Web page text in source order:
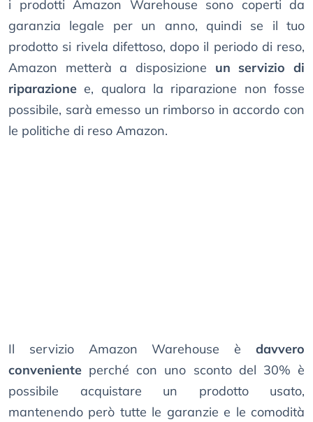
i prodotti Amazon Warehouse sono coperti da
garanzia legale per un anno, quindi se il tuo
prodotto si rivela difettoso, dopo il periodo di reso,
Amazon metterà a disposizione un servizio di
riparazione e, qualora la riparazione non fosse
possibile, sarà emesso un rimborso in accordo con
le politiche di reso Amazon.
Il servizio Amazon Warehouse è davvero
conveniente perché con uno sconto del 30% è
possibile acquistare un prodotto usato,
mantenendo però tutte le garanzie e le comodità